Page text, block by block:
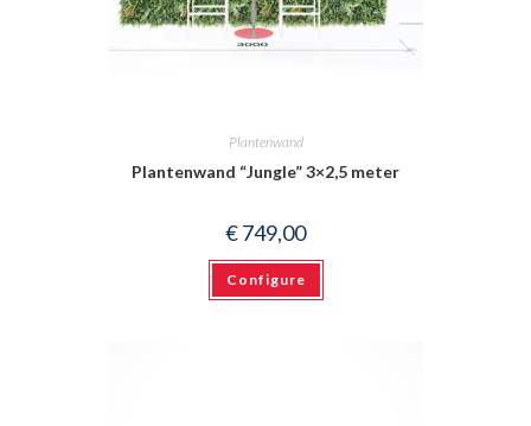
Plantenwand
Plantenwand “Jungle” 3×2,5 meter
€749,00
Configure